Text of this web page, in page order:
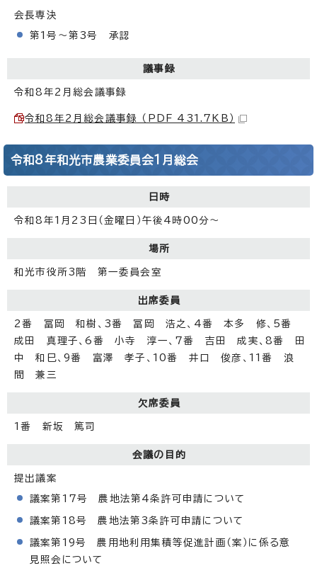
会長専決
第1号～第3号 承認
議事録
令和8年2月総会議事録
令和8年2月総会議事録 （PDF 431.7KB）
令和8年和光市農業委員会1月総会
日時
令和8年1月23日（金曜日）午後4時00分～
場所
和光市役所3階 第一委員会室
出席委員
2番 冨岡 和樹、3番 冨岡 浩之、4番 本多 修、5番
成田 真理子、6番 小寺 淳一、7番 吉田 成実、8番 田
中 和巳、9番 富澤 孝子、10番 井口 俊彦、11番 浪
間 兼三
欠席委員
1番 新坂 篤司
会議の目的
提出議案
議案第17号 農地法第4条許可申請について
議案第18号 農地法第3条許可申請について
議案第19号 農用地利用集積等促進計画（案）に係る意
見照会について